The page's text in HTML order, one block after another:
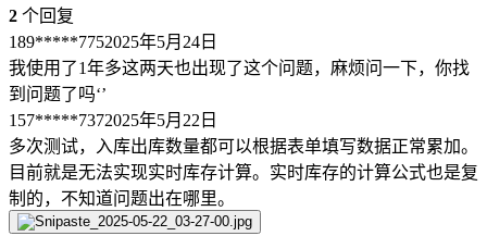
2 个回复
189*****7752025年5月24日
我使用了1年多这两天也出现了这个问题，麻烦问一下，你找
到问题了吗‘’
157*****7372025年5月22日
多次测试，入库出库数量都可以根据表单填写数据正常累加。
目前就是无法实现实时库存计算。实时库存的计算公式也是复
制的，不知道问题出在哪里。